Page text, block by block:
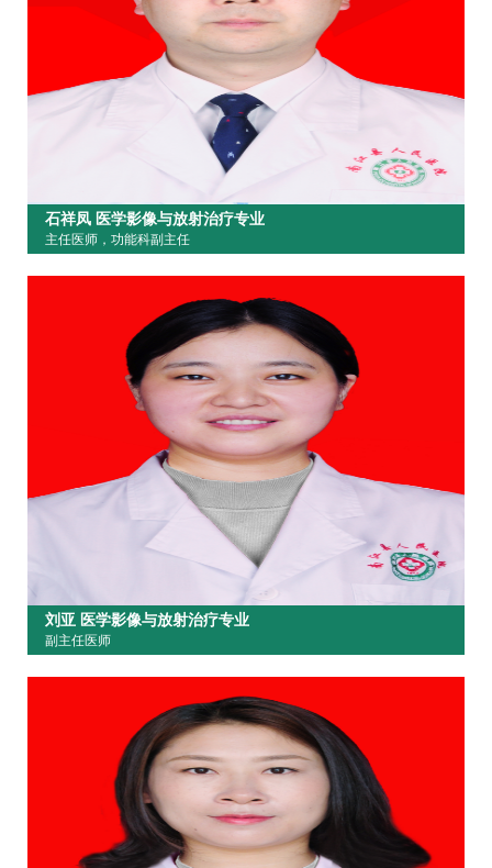
石祥凤 医学影像与放射治疗专业
主任医师，功能科副主任
刘亚 医学影像与放射治疗专业
副主任医师